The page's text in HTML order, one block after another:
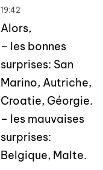
19:42
Alors,
– les bonnes
surprises: San
Marino, Autriche,
Croatie, Géorgie.
– les mauvaises
surprises:
Belgique, Malte.